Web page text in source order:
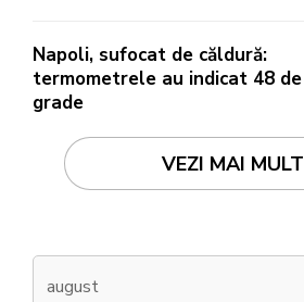
Napoli, sufocat de căldură:
termometrele au indicat 48 de
grade
VEZI MAI MULT